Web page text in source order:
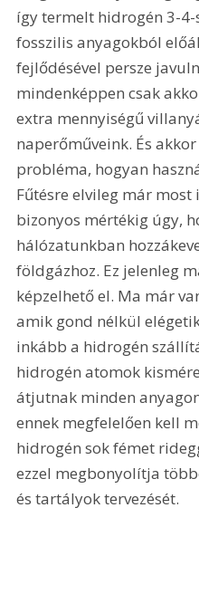
így termelt hidrogén 3-
fosszilis anyagokból
fejlődésével persze
mindenképpen csak
extra mennyiségű
naperőműveink. És
probléma, hogyan
Fűtésre elvileg már most
bizonyos mértékig úgy,
hálózatunkban
földgázhoz. Ez jelenleg
képzelhető el. Ma már
amik gond nélkül
inkább a hidrogén
hidrogén atomok
átjutnak minden
ennek megfelelően kell
hidrogén sok fémet
ezzel megbonyolítja
és tartályok tervezését.